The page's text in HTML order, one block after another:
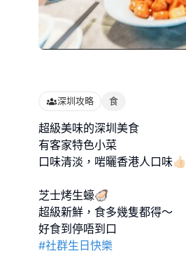
深圳攻略 食
超級美味的深圳美食
有客家特色小菜
口味清淡，啱曬香港人口味👍🏻
芝士烤生蠔🦪
超級新鮮，食多幾隻都得～
#社群生日快樂